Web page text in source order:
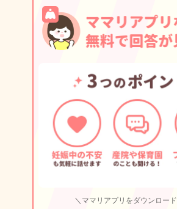
＼ママリアプリをダウンロー